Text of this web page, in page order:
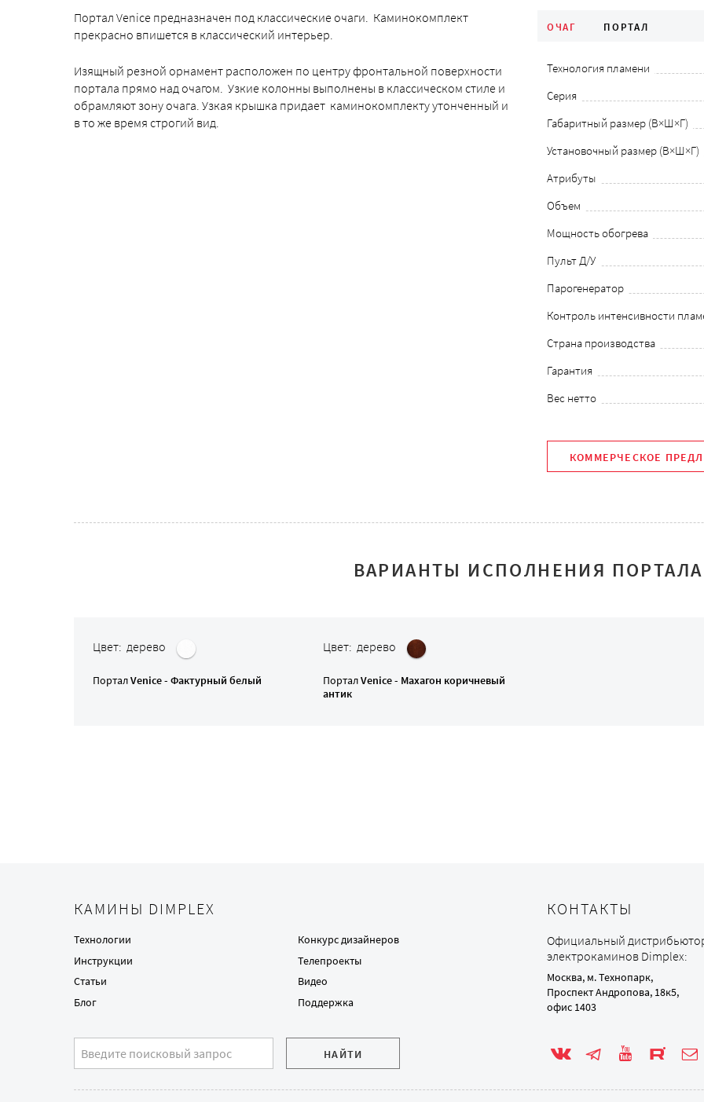
Портал Venice предназначен под классические очаги. Каминокомплект
прекрасно впишется в классический интерьер.
Изящный резной орнамент расположен по центру фронтальной поверхности
портала прямо над очагом. Узкие колонны выполнены в классическом стиле и
обрамляют зону очага. Узкая крышка придает каминокомплекту утонченный и
в то же время строгий вид.
ОЧАГ ПОРТАЛ
Технология пламени
Серия
Габаритный размер (В×Ш×Г)
Установочный размер (В×Ш×Г)
Атрибуты
Объем
Мощность обогрева
Пульт Д/У
Парогенератор
Контроль интенсивности
Страна производства
Гарантия
Вес нетто
КОММЕРЧЕСКОЕ
ВАРИАНТЫ ИСПОЛНЕНИЯ ПОРТАЛА
Цвет: дерево
ПорталVenice - Фактурный белый
Цвет: дерево
ПорталVenice - Махагон коричневый
антик
КАМИНЫ DIMPLEX
Технологии
Инструкции
Статьи
Блог
Конкурс дизайнеров
Телепроекты
Видео
Поддержка
НАЙТИ
КОНТАКТЫ
Официальный
электрокаминов Dimplex:
Москва, м. Технопарк,
Проспект Андропова, 18к5,
офис 1403